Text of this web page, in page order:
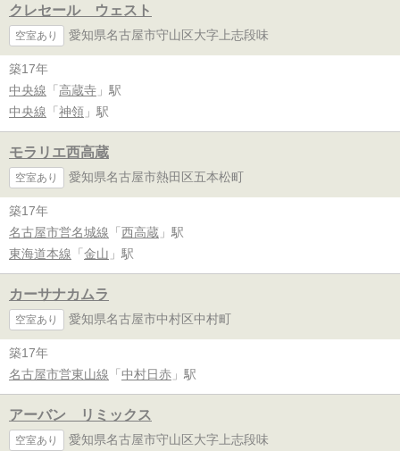
クレセール ウェスト
空室あり 愛知県名古屋市守山区大字上志段味
築17年
中央線 「 高蔵寺 」駅
中央線 「 神領 」駅
モラリエ西高蔵
空室あり 愛知県名古屋市熱田区五本松町
築17年
名古屋市営名城線 「 西高蔵 」駅
東海道本線 「 金山 」駅
カーサナカムラ
空室あり 愛知県名古屋市中村区中村町
築17年
名古屋市営東山線 「 中村日赤 」駅
アーバン リミックス
空室あり 愛知県名古屋市守山区大字上志段味